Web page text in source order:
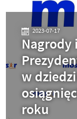
2023-07-17
Nagrody
w
roku